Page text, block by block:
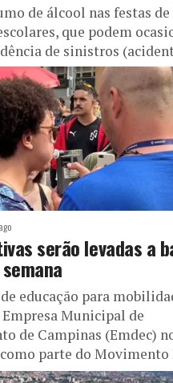
de álcool nas festas
que podem
de sinistros
serão levadas a
educação para
Municipal de
de Campinas (Emdec)
parte do Movimento